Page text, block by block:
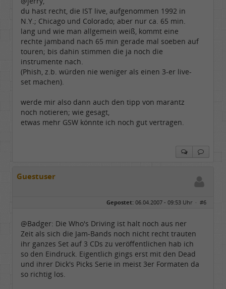
du hast recht, die IST live, aufgenommen 1992 in
N.Y.; Chicago und Colorado; aber nur ca. 65 min.
lang und wie man allgemein weiß, kommt eine
rechte jamband nach 65 min gerade mal soeben auf
touren; bis dahin stimmen die ja noch die
instrumente nach.
(Phish, z.b. würden nie weniger als einen 3-er live-
set machen).
werde mir also dann auch den tipp von marantz
noch notieren; wie gesagt,
etwas mehr GSW könnte ich noch gut vertragen.
Guestuser
Gepostet: 06.04.2007 - 09:53 Uhr · #6
@Badger: Die Who's Driving ist halt noch aus ner
Zeit als sich die Jam-Bands noch nicht recht trauten
ihr ganzes Set auf 3 CDs zu veröffentlichen hab ich
so den Eindruck. Eigentlich gings erst mit den Dead
und ihrer Dick's Picks Serie in meist 3er Formaten da
so richtig los.